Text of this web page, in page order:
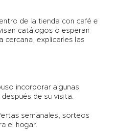
de la tienda con café e
catálogos o esperan
cercana, explicarles las
incorporar algunas
de su visita.
semanales, sorteos
el hogar.